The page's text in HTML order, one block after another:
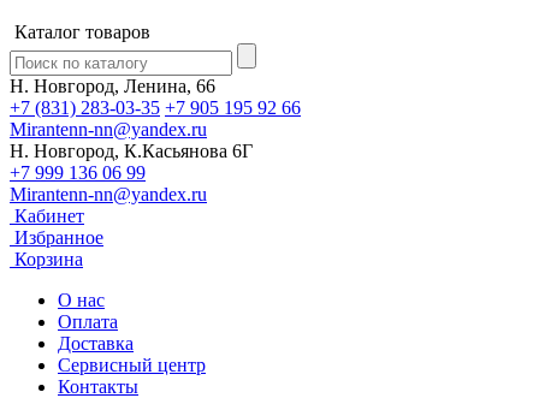
Каталог товаров
Н. Новгород, Ленина, 66
+7 (831) 283-03-35 +7 905 195 92 66
Mirantenn-nn@yandex.ru
Н. Новгород, К.Касьянова 6Г
+7 999 136 06 99
Mirantenn-nn@yandex.ru
Кабинет
Избранное
Корзина
О нас
Оплата
Доставка
Сервисный центр
Контакты